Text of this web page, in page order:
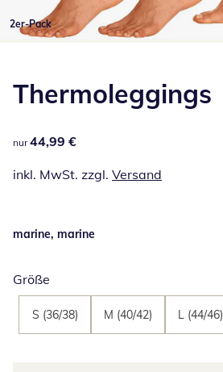
2er-Pack
Thermoleggings
44,99 €
nur 44,99 €
inkl. MwSt. zzgl. Versand
marine, marine
Größe
S (36/38) M (40/42) L (44/46)